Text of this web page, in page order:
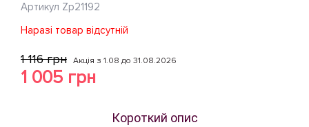
Артикул Zp21192
Наразі товар відсутній
1 116 грн Акція з 1.08 до 31.08.2026
1 005 грн
Короткий опис